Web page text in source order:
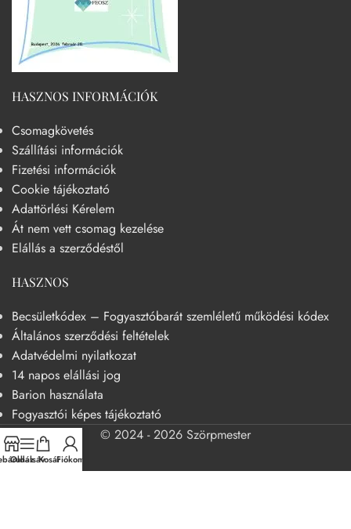
HASZNOS INFORMÁCIÓK
Csomagkövetés
Szállítási információk
Fizetési információk
Cookie tájékoztató
Adattörlési Kérelem
Át nem vett csomag kezelése
Elállás a szerződéstől
HASZNOS
Becsületkódex – Fogyasztóbarát szemléletű működési kódex
Általános szerződési feltételek
Adatvédelmi nyilatkozat
14 napos elállási jog
Barion használata
Fogyasztói képes tájékoztató
© 2024 - 2026 Szörpmester
OldalsávKosárFiókom